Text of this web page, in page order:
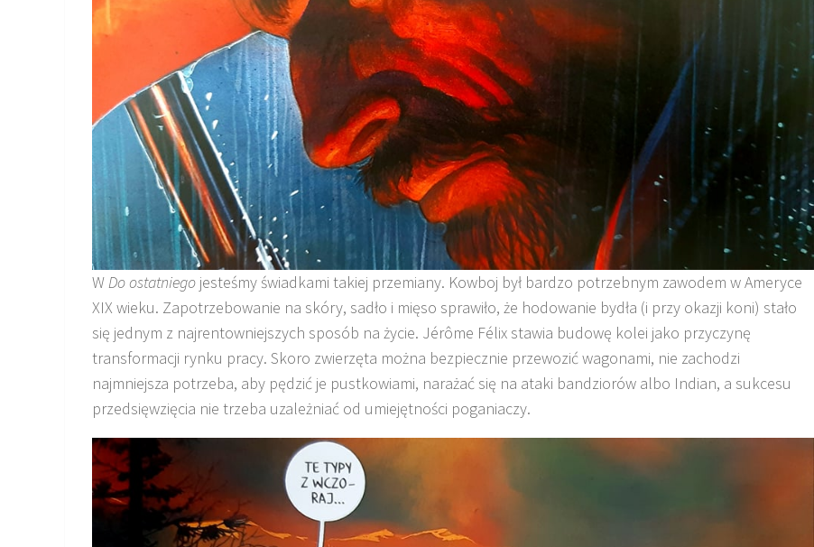
WDo ostatniego jesteśmy świadkami takiej przemiany. Kowboj był bardzo potrzebnym zawodem w Ameryce
XIX wieku. Zapotrzebowanie na skóry, sadło i mięso sprawiło, że hodowanie bydła (i przy okazji koni) stało
się jednym z najrentowniejszych sposób na życie. Jérôme Félix stawia budowę kolei jako przyczynę
transformacji rynku pracy. Skoro zwierzęta można bezpiecznie przewozić wagonami, nie zachodzi
najmniejsza potrzeba, aby pędzić je pustkowiami, narażać się na ataki bandziorów albo Indian, a sukcesu
przedsięwzięcia nie trzeba uzależniać od umiejętności poganiaczy.